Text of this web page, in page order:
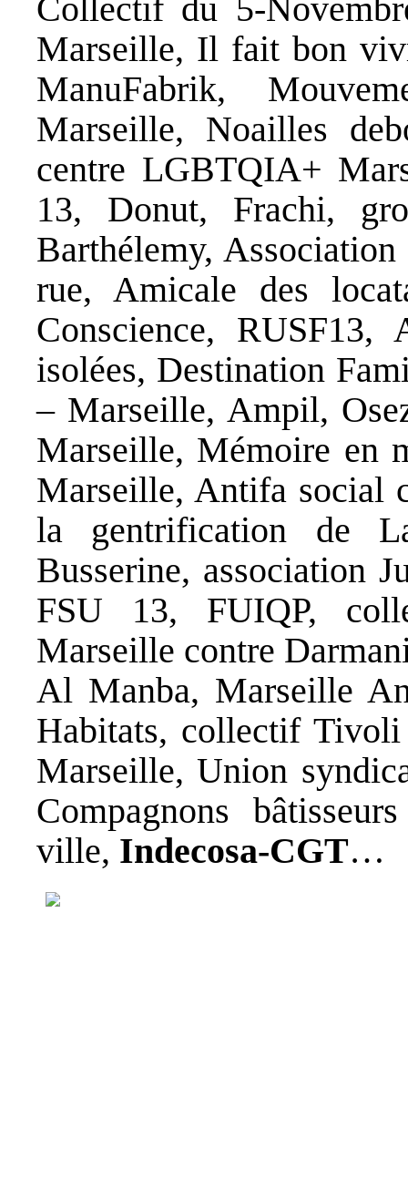
Collectif du 5-
Marseille, Il fait bon
ManuFabrik,
Marseille, Noailles
centre LGBTQIA+
13, Donut, Frachi,
Barthélemy,
rue, Amicale des
Conscience, RUSF13,
isolées, Destination
– Marseille, Ampil,
Marseille, Mémoire en
Marseille, Antifa social
la gentrification de
Busserine, association
FSU 13, FUIQP,
Marseille contre
Al Manba, Marseille
Habitats, collectif
Marseille, Union
Compagnons
ville, Indecosa-CGT…